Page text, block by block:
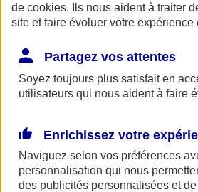
de cookies. Ils nous aident à traiter
site et faire évoluer votre
Partagez vos attentes
Soyez toujours plus satisfait en
utilisateurs qui nous aident à faire
Enrichissez votre
Naviguez selon vos préférences
personnalisation qui nous
des publicités personnalisées et